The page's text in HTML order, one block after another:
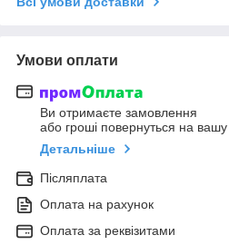
Умови оплати
Ви отримаєте замовлення
або гроші повернуться на вашу
Детальніше
Післяплата
Оплата на рахунок
Оплата за реквізитами